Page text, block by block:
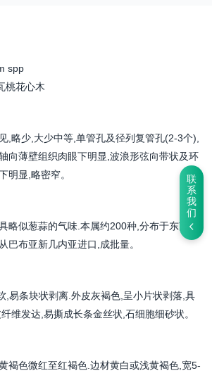
联
系
我
们
spp
桃花心木
,略少,大少中等,单管孔及径列复管孔(2-3个),
向薄壁组织肉眼下明显,波浪形弦向带状及环
明显,略密窄。
略似葱蒜的气味.本属约200种,分布于东南亚
巴布亚新几内亚进口,成批量。
,易条块状剥离.外皮灰褐色,呈小片状剥落,具
维发达,易撕成长条金丝状,石细胞细砂状。
褐色微红至红褐色.边材黄白或浅黄褐色,宽5-